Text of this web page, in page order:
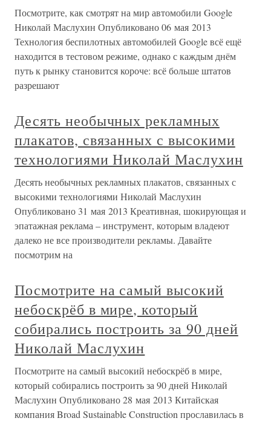
Посмотрите, как смотрят на мир автомобили Google
Николай Маслухин Опубликовано 06 мая 2013
Технология беспилотных автомобилей Google всё ещё
находится в тестовом режиме, однако с каждым днём
путь к рынку становится короче: всё больше штатов
разрешают
Десять необычных рекламных
плакатов, связанных с высокими
технологиями Николай Маслухин
Десять необычных рекламных плакатов, связанных с
высокими технологиями Николай Маслухин
Опубликовано 31 мая 2013 Креативная, шокирующая и
эпатажная реклама – инструмент, которым владеют
далеко не все производители рекламы. Давайте
посмотрим на
Посмотрите на самый высокий
небоскрёб в мире, который
собирались построить за 90 дней
Николай Маслухин
Посмотрите на самый высокий небоскрёб в мире,
который собирались построить за 90 дней Николай
Маслухин Опубликовано 28 мая 2013 Китайская
компания Broad Sustainable Construction прославилась в